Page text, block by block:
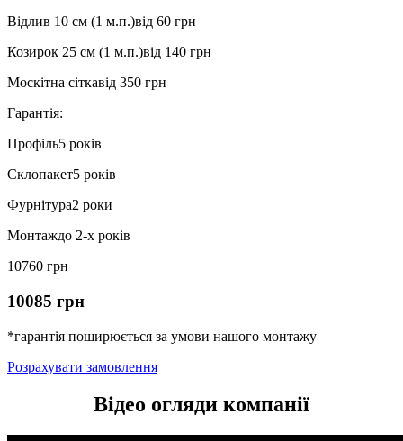
Відлив 10 см (1 м.п.)від 60 грн
Козирок 25 см (1 м.п.)від 140 грн
Москітна сіткавід 350 грн
Гарантія:
Профіль5 років
Склопакет5 років
Фурнітура2 роки
Монтаждо 2-х років
10760 грн
10085 грн
*гарантія поширюється за умови нашого монтажу
Розрахувати замовлення
Відео огляди компанії